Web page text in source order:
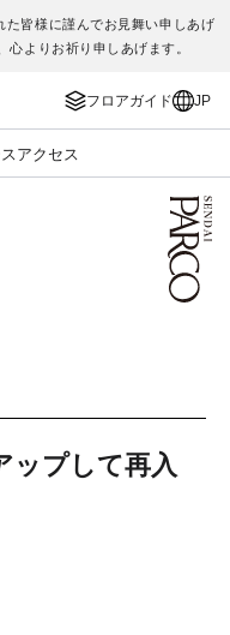
た皆様に謹んでお見舞い申しあげ
心よりお祈り申しあげます。
フロアガイド JP
アクセス
ップして再入